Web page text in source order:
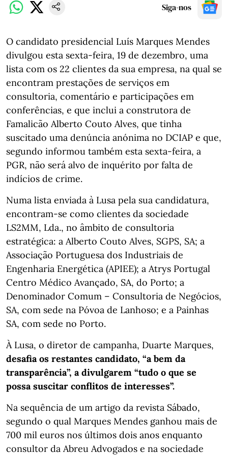
Siga-nos
O candidato presidencial Luís Marques Mendes
divulgou esta sexta-feira, 19 de dezembro, uma
lista com os 22 clientes da sua empresa, na qual se
encontram prestações de serviços em
consultoria, comentário e participações em
conferências, e que inclui a construtora de
Famalicão Alberto Couto Alves, que tinha
suscitado uma denúncia anónima no DCIAP e que,
segundo informou também esta sexta-feira, a
PGR, não será alvo de inquérito por falta de
indícios de crime.
Numa lista enviada à Lusa pela sua candidatura,
encontram-se como clientes da sociedade
LS2MM, Lda., no âmbito de consultoria
estratégica: a Alberto Couto Alves, SGPS, SA; a
Associação Portuguesa dos Industriais de
Engenharia Energética (APIEE); a Atrys Portugal
Centro Médico Avançado, SA, do Porto; a
Denominador Comum – Consultoria de Negócios,
SA, com sede na Póvoa de Lanhoso; e a Painhas
SA, com sede no Porto.
À Lusa, o diretor de campanha, Duarte Marques,
desafia os restantes candidato, “a bem da
transparência”, a divulgarem “tudo o que se
possa suscitar conflitos de interesses”.
Na sequência de um artigo da revista Sábado,
segundo o qual Marques Mendes ganhou mais de
700 mil euros nos últimos dois anos enquanto
consultor da Abreu Advogados e na sociedade